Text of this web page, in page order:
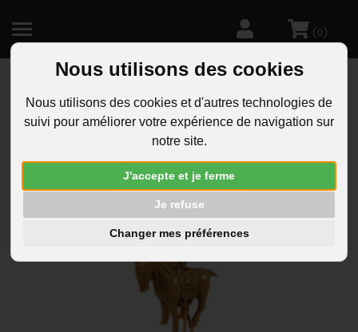
Nous utilisons des cookies
Nous utilisons des cookies et d'autres technologies de
suivi pour améliorer votre expérience de navigation sur
notre site.
J'accepte et je ferme
Je refuse
Changer mes préférences
(0)
RECHERCHEZ "PORTE-CLES ANIMAL CHEVAL ARGENTE"
1résultat a été trouvé.
Tri